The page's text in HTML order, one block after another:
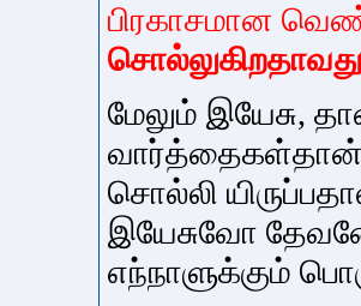
பிரகாசமான
சொல்லுகிறதாவது
மேலும் இயேசு,
வார்த்தைகள்தான்
சொல்லி
இயேசுவோ
எந்நாளுக்கும்